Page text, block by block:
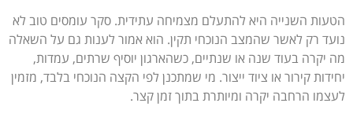
הטעות השנייה היא להתעלם מצמיחה עתידית. סקר עומסים טוב לא
נועד רק לאשר שהמצב הנוכחי תקין. הוא אמור לענות גם על השאלה
מה יקרה בעוד שנה או שנתיים, כשהארגון יוסיף שרתים, עמדות,
יחידות קירור או ציוד ייצור. מי שמתכנן לפי הקצה הנוכחי בלבד, מזמין
לעצמו הרחבה יקרה ומיותרת בתוך זמן קצר.